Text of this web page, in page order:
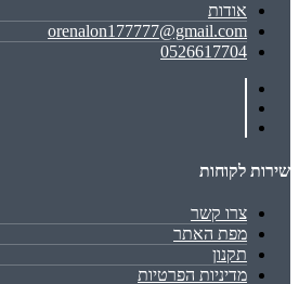
אודות
orenalon177777@gmail.com
0526617704
שירות לקוחות
צרו קשר
מפת האתר
תקנון
מדיניות הפרטיות